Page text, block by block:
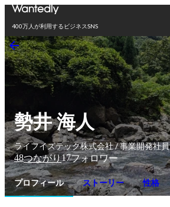
400万人が利用するビジネスSNS
勢井 海人
ライフイズテック株式会社 / 事業開発社員
48つながり17フォロワー
プロフィール ストーリー 性格